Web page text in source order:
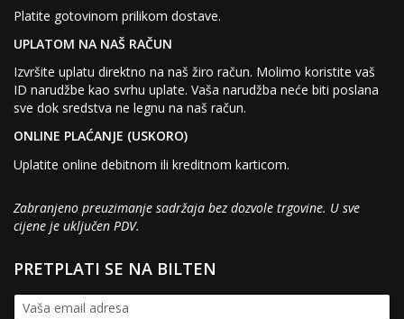
Platite gotovinom prilikom dostave.
UPLATOM NA NAŠ RAČUN
Izvršite uplatu direktno na naš žiro račun. Molimo koristite vaš
ID narudžbe kao svrhu uplate. Vaša narudžba neće biti poslana
sve dok sredstva ne legnu na naš račun.
ONLINE PLAĆANJE (USKORO)
Uplatite online debitnom ili kreditnom karticom.
Zabranjeno preuzimanje sadržaja bez dozvole trgovine. U sve
cijene je uključen PDV.
PRETPLATI SE NA BILTEN